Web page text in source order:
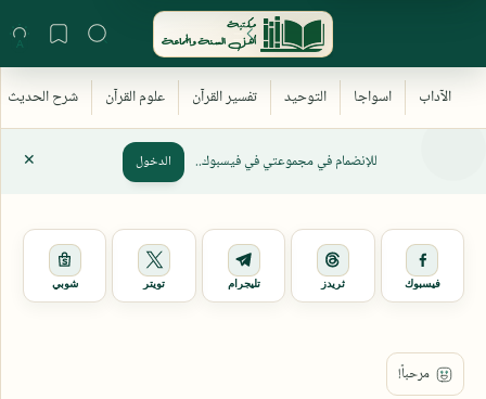
للإنضمام في مجموعتي في فيسبوك.. الدخول
فيسبوك ثريدز تليجرام تويتر شوبي